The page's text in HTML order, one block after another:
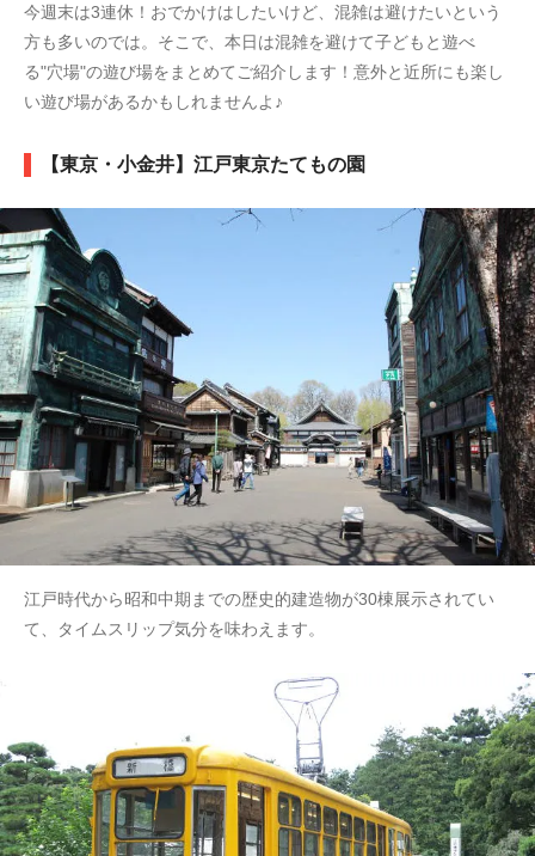
今週末は3連休！おでかけはしたいけど、混雑は避けたいという
方も多いのでは。そこで、本日は混雑を避けて子どもと遊べ
る"穴場"の遊び場をまとめてご紹介します！意外と近所にも楽し
い遊び場があるかもしれませんよ♪
【東京・小金井】江戸東京たてもの園
江戸時代から昭和中期までの歴史的建造物が30棟展示されてい
て、タイムスリップ気分を味わえます。